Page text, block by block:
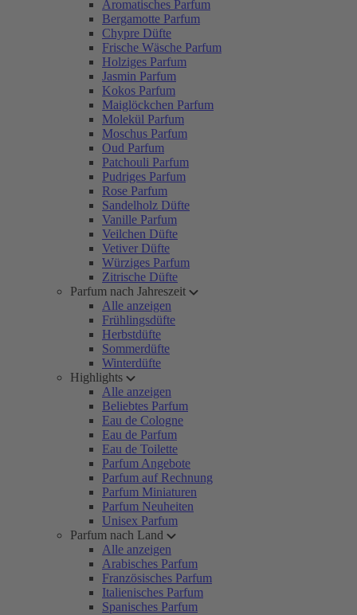
Aromatisches Parfum
Bergamotte Parfum
Chypre Düfte
Frische Wäsche Parfum
Holziges Parfum
Jasmin Parfum
Kokos Parfum
Maiglöckchen Parfum
Molekül Parfum
Moschus Parfum
Oud Parfum
Patchouli Parfum
Pudriges Parfum
Rose Parfum
Sandelholz Düfte
Vanille Parfum
Veilchen Düfte
Vetiver Düfte
Würziges Parfum
Zitrische Düfte
Parfum nach Jahreszeit
Alle anzeigen
Frühlingsdüfte
Herbstdüfte
Sommerdüfte
Winterdüfte
Highlights
Alle anzeigen
Beliebtes Parfum
Eau de Cologne
Eau de Parfum
Eau de Toilette
Parfum Angebote
Parfum auf Rechnung
Parfum Miniaturen
Parfum Neuheiten
Unisex Parfum
Parfum nach Land
Alle anzeigen
Arabisches Parfum
Französisches Parfum
Italienisches Parfum
Spanisches Parfum